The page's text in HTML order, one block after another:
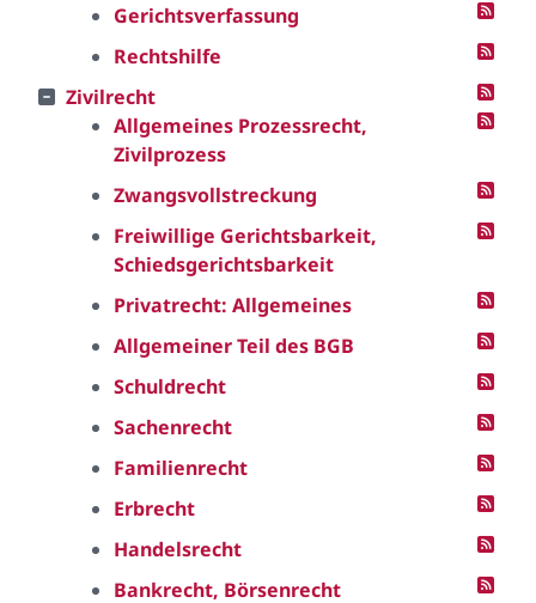
Gerichtsverfassung
Rechtshilfe
Zivilrecht
Allgemeines Prozessrecht,
Zivilprozess
Zwangsvollstreckung
Freiwillige Gerichtsbarkeit,
Schiedsgerichtsbarkeit
Privatrecht: Allgemeines
Allgemeiner Teil des BGB
Schuldrecht
Sachenrecht
Familienrecht
Erbrecht
Handelsrecht
Bankrecht, Börsenrecht